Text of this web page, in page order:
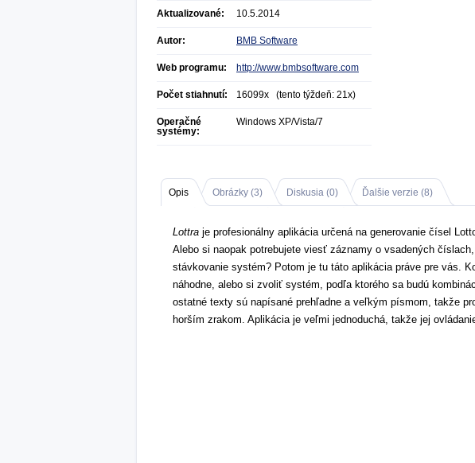
Aktualizované: 10.5.2014
Autor: BMB Software
Web programu: http://www.bmbsoftware.com
Počet stiahnutí: 16099x (tento týždeň: 21x)
Operačné
systémy:
Windows XP/Vista/7
Opis Obrázky (3) Diskusia (0) Ďalšie verzie (8)
Lottra je profesionálny aplikácia určená na generovanie čísel
Alebo si naopak potrebujete viesť záznamy o vsadených
stávkovanie systém? Potom je tu táto aplikácia práve pre vás.
náhodne, alebo si zvoliť systém, podľa ktorého sa budú
ostatné texty sú napísané prehľadne a veľkým písmom, takže
horším zrakom. Aplikácia je veľmi jednoduchá, takže jej